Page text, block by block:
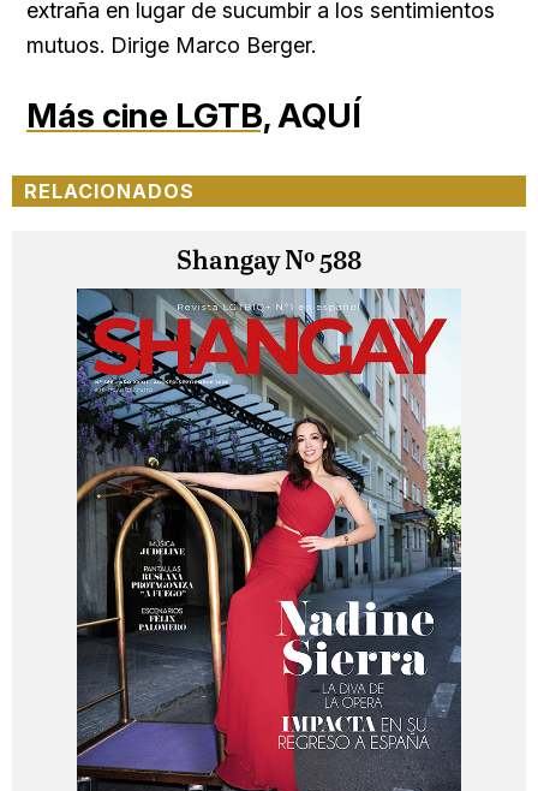
extraña en lugar de sucumbir a los sentimientos
mutuos. Dirige Marco Berger.
Más cine LGTB, AQUÍ
RELACIONADOS
Shangay Nº 588